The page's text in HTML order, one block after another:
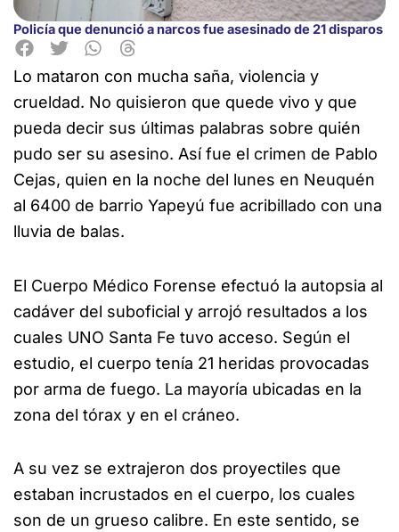
Policía que denunció a narcos fue asesinado de 21 disparos
Lo mataron con mucha saña, violencia y
crueldad. No quisieron que quede vivo y que
pueda decir sus últimas palabras sobre quién
pudo ser su asesino. Así fue el crimen de Pablo
Cejas, quien en la noche del lunes en Neuquén
al 6400 de barrio Yapeyú fue acribillado con una
lluvia de balas.
El Cuerpo Médico Forense efectuó la autopsia al
cadáver del suboficial y arrojó resultados a los
cuales UNO Santa Fe tuvo acceso. Según el
estudio, el cuerpo tenía 21 heridas provocadas
por arma de fuego. La mayoría ubicadas en la
zona del tórax y en el cráneo.
A su vez se extrajeron dos proyectiles que
estaban incrustados en el cuerpo, los cuales
son de un grueso calibre. En este sentido, se